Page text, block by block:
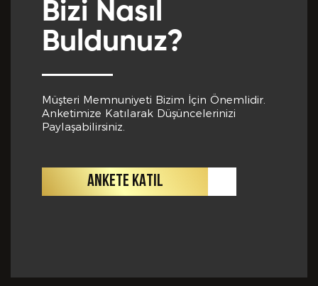
Bizi Nasıl
Buldunuz?
Müşteri Memnuniyeti Bizim İçin Önemlidir.
Anketimize Katılarak Düşüncelerinizi
Paylaşabilirsiniz.
ANKETE KATIL
veya yanlışlık olması ve bu durumun tespiti halinde
bunun Hizmet Sözleşmemin feshedilmesi için bir
sebep olanağını anlayarak kabul ettiğimi beyan
ederim.
BAŞVURUMUGÖNDER